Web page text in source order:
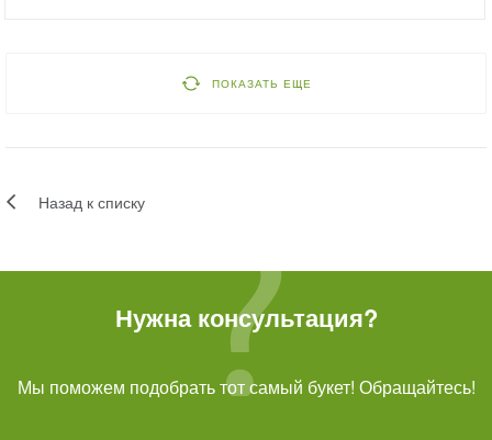
ПОКАЗАТЬ ЕЩЕ
Назад к списку
Нужна консультация?
Мы поможем подобрать тот самый букет! Обращайтесь!